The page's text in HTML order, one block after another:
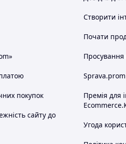
покупок
сайту до
Створити
Почати
Просування
Премія для
Угода